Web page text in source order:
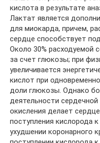
кислота в результате
Лактат является
для миокарда, причем,
сердце способствует
Около 30% расходуемой
за счет глюкозы; при
увеличивается
кислот при
доли глюкозы. Однако
деятельности
окисления делает
поступления кислорода
ухудшении коронарного